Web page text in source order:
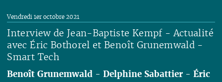
Lire
Interview de Jean-Baptiste Kempf - Actualité
avec Éric Bothorel et Benoît Grunemwald -
Smart Tech
Vendredi 1er octobre 2021
Benoît Grunemwald -Delphine Sabattier -Éric